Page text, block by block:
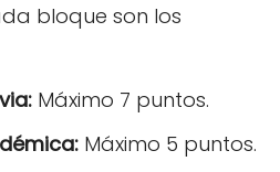
bloque son los
Máximo 7 puntos.
Máximo 5 puntos.